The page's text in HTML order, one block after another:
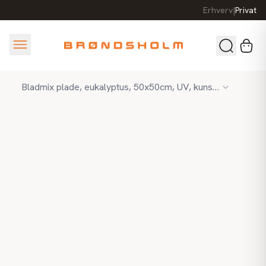
Erhverv|Privat
Bladmix plade, eukalyptus, 50x50cm, UV, kunstig plante